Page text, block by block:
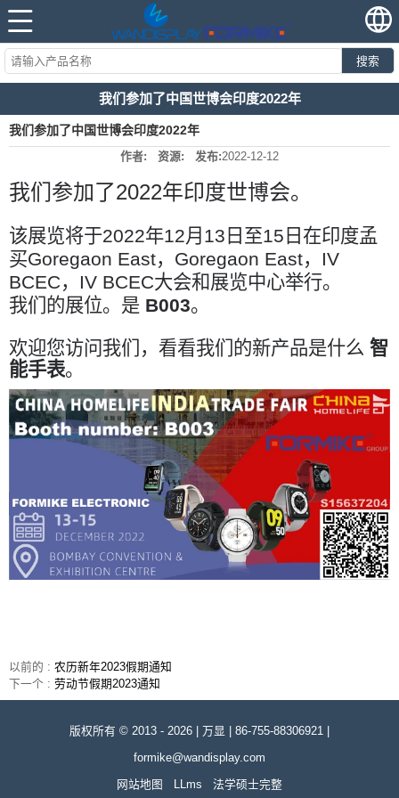
搜索
我们参加了中国世博会印度2022年
我们参加了中国世博会印度2022年
作者: 资源: 发布:2022-12-12
我们参加了2022年印度世博会。
该展览将于2022年12月13日至15日在印度孟
买Goregaon East，Goregaon East，IV
我们的展位。 是 B003
欢迎您访问我们，看看我们的新产品是什么 智
能手表。
以前的 : 农历新年2023假期通知
下一个 : 劳动节假期2023通知
版权所有 © 2013 - 2026 | 万显 | 86-755-88306921 |
formike@wandisplay.com
网站地图
LLms 法学硕士完整